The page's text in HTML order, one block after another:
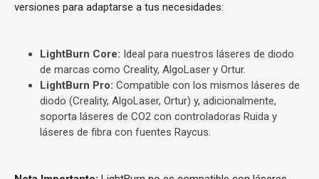
versiones para adaptarse a tus necesidades:
LightBurn Core: Ideal para nuestros láseres de diodo
de marcas como Creality, AlgoLaser y Ortur.
LightBurn Pro: Compatible con los mismos láseres de
diodo (Creality, AlgoLaser, Ortur) y, adicionalmente,
soporta láseres de CO2 con controladoras Ruida y
láseres de fibra con fuentes Raycus.